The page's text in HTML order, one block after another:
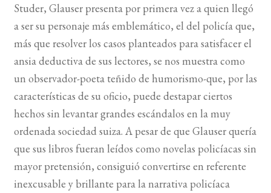
Studer, Glauser presenta por primera vez a quien llegó
a ser su personaje más emblemático, el del policía que,
más que resolver los casos planteados para satisfacer el
ansia deductiva de sus lectores, se nos muestra como
un observador-poeta teñido de humorismo-que, por las
características de su oficio, puede destapar ciertos
hechos sin levantar grandes escándalos en la muy
ordenada sociedad suiza. A pesar de que Glauser quería
que sus libros fueran leídos como novelas policíacas sin
mayor pretensión, consiguió convertirse en referente
inexcusable y brillante para la narrativa policíaca